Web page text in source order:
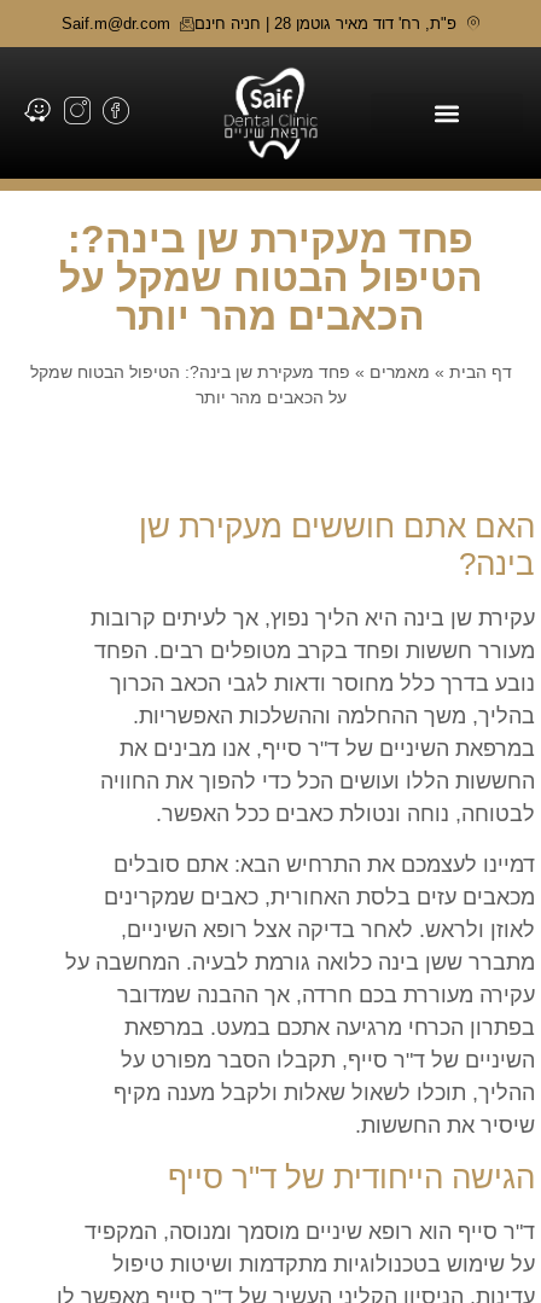
פ"ת, רח' דוד מאיר גוטמן 28 | חניה חינם Saif.m@dr.com
פחד מעקירת שן בינה?:
הטיפול הבטוח שמקל על
הכאבים מהר יותר
דף הבית » מאמרים » פחד מעקירת שן בינה?: הטיפול הבטוח שמקל
על הכאבים מהר יותר
האם אתם חוששים מעקירת שן
בינה?
עקירת שן בינה היא הליך נפוץ, אך לעיתים קרובות
מעורר חששות ופחד בקרב מטופלים רבים. הפחד
נובע בדרך כלל מחוסר ודאות לגבי הכאב הכרוך
בהליך, משך ההחלמה וההשלכות האפשריות.
במרפאת השיניים של ד"ר סייף, אנו מבינים את
החששות הללו ועושים הכל כדי להפוך את החוויה
לבטוחה, נוחה ונטולת כאבים ככל האפשר.
דמיינו לעצמכם את התרחיש הבא: אתם סובלים
מכאבים עזים בלסת האחורית, כאבים שמקרינים
לאוזן ולראש. לאחר בדיקה אצל רופא השיניים,
מתברר ששן בינה כלואה גורמת לבעיה. המחשבה על
עקירה מעוררת בכם חרדה, אך ההבנה שמדובר
בפתרון הכרחי מרגיעה אתכם במעט. במרפאת
השיניים של ד"ר סייף, תקבלו הסבר מפורט על
ההליך, תוכלו לשאול שאלות ולקבל מענה מקיף
שיסיר את החששות.
הגישה הייחודית של ד"ר סייף
ד"ר סייף הוא רופא שיניים מוסמך ומנוסה, המקפיד
על שימוש בטכנולוגיות מתקדמות ושיטות טיפול
עדינות. הניסיון הקליני העשיר של ד"ר סייף מאפשר לו